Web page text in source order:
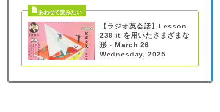
【ラジオ英会話】Lesson
238 it を用いたさまざまな
形 - March 26
Wednesday, 2025